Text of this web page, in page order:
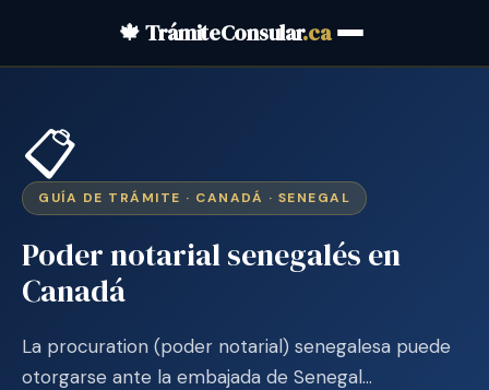
🍁 TrámiteConsular.ca
📋
GUÍA DE TRÁMITE · CANADÁ · SENEGAL
Poder notarial senegalés en
Canadá
La procuration (poder notarial) senegalesa puede
otorgarse ante la embajada de Senegal…